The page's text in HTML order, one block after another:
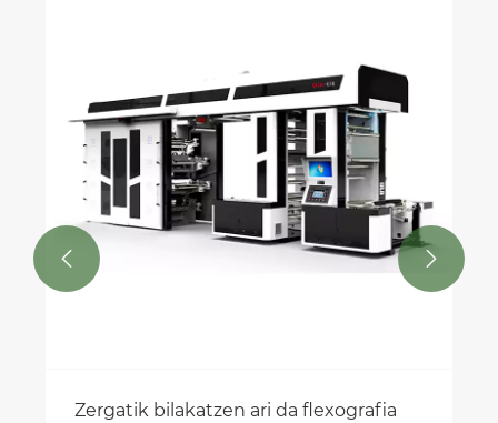
Zergatik bilakatzen ari da flexografia
 